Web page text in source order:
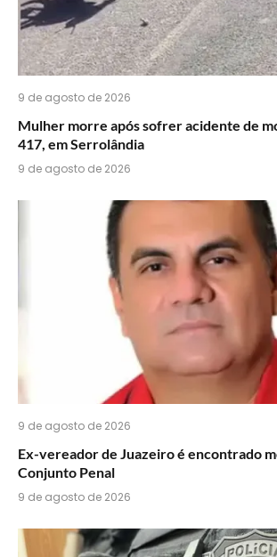
9 de agosto de 2026
Mulher morre após sofrer acidente de
417, em Serrolândia
9 de agosto de 2026
9 de agosto de 2026
Ex-vereador de Juazeiro é encontrado
Conjunto Penal
9 de agosto de 2026